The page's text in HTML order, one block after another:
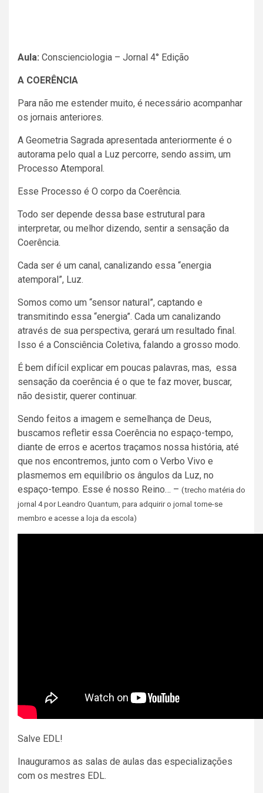
Aula: Conscienciologia – Jornal 4° Edição
A COERÊNCIA
Para não me estender muito, é necessário acompanhar
os jornais anteriores.
A Geometria Sagrada apresentada anteriormente é o
autorama pelo qual a Luz percorre, sendo assim, um
Processo Atemporal.
Esse Processo é O corpo da Coerência.
Todo ser depende dessa base estrutural para
interpretar, ou melhor dizendo, sentir a sensação da
Coerência.
Cada ser é um canal, canalizando essa “energia
atemporal”, Luz.
Somos como um “sensor natural”, captando e
transmitindo essa “energia”. Cada um canalizando
através de sua perspectiva, gerará um resultado final.
Isso é a Consciência Coletiva, falando a grosso modo.
É bem difícil explicar em poucas palavras, mas, essa
sensação da coerência é o que te faz mover, buscar,
não desistir, querer continuar.
Sendo feitos a imagem e semelhança de Deus,
buscamos refletir essa Coerência no espaço-tempo,
diante de erros e acertos traçamos nossa história, até
que nos encontremos, junto com o Verbo Vivo e
plasmemos em equilíbrio os ângulos da Luz, no
espaço-tempo. Esse é nosso Reino… – (trecho matéria do
jornal 4 por Leandro Quantum, para adquirir o jornal torne-se
membro e acesse a loja da escola)
Salve EDL!
Inauguramos as salas de aulas das especializações
com os mestres EDL.